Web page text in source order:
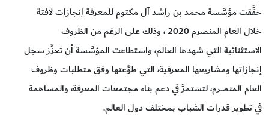
حقَّقت مؤسَّسة محمد بن راشد آل مكتوم للمعرفة إنجازات لافتة
خلال العام المنصرم 2020 ، وذلك على الرغم من الظروف
الاستثنائية التي شهدها العالم، واستطاعت المؤسَّسة أن تعزِّز سجل
إنجازاتها ومشاريعها المعرفية، التي طوَّعتها وفق متطلبات وظروف
العام المنصرم، لتستمرَّ في دعم بناء مجتمعات المعرفة، والمساهمة
في تطوير قدرات الشباب بمختلف دول العالم.